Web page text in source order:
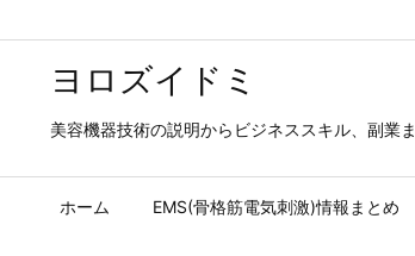
ヨロズイドミ
美容機器技術の説明からビジネススキル、副業
ホーム EMS(骨格筋電気刺激)情報まとめ